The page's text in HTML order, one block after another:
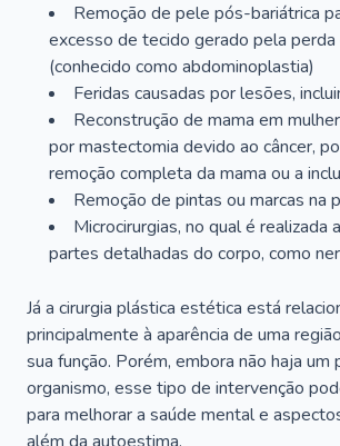
Remoção de pele pós-bariátrica
excesso de tecido gerado pela
(conhecido como abdominoplastia)
Feridas causadas por lesões,
Reconstrução de mama em
por mastectomia devido ao câncer,
remoção completa da mama ou a
Remoção de pintas ou marcas na
Microcirurgias, no qual é realizada
partes detalhadas do corpo, como
Já a cirurgia plástica estética está
principalmente à aparência de uma
sua função. Porém, embora não haja um
organismo, esse tipo de intervenção
para melhorar a saúde mental e